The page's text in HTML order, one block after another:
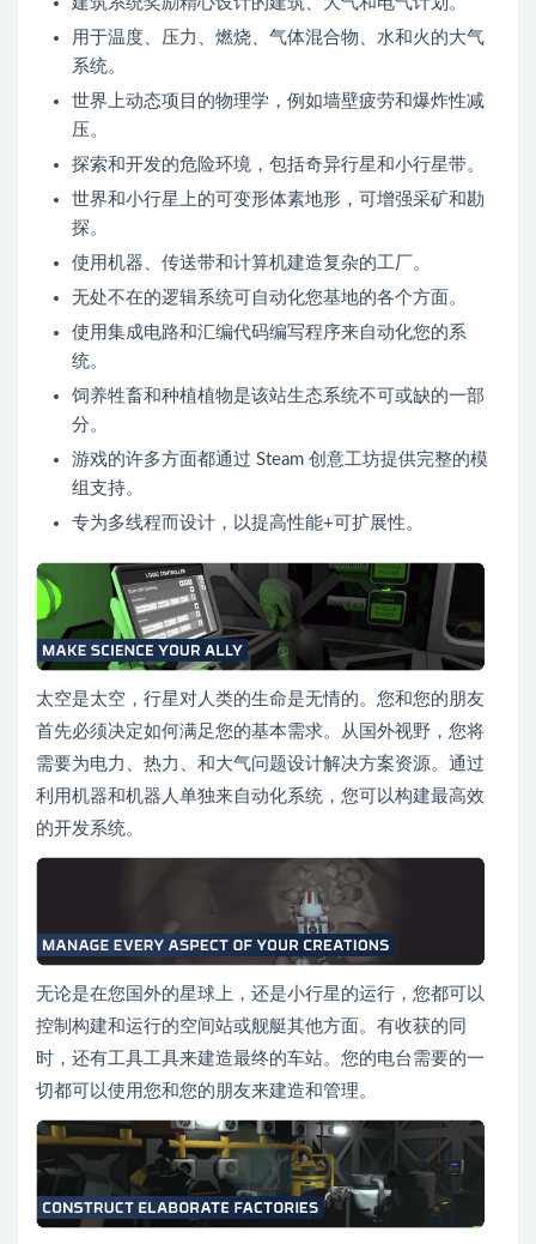
用于温度、压力、燃烧、气体混合物、水和火的大气
系统。
世界上动态项目的物理学，例如墙壁疲劳和爆炸性减
压。
探索和开发的危险环境，包括奇异行星和小行星带。
世界和小行星上的可变形体素地形，可增强采矿和勘
探。
使用机器、传送带和计算机建造复杂的工厂。
无处不在的逻辑系统可自动化您基地的各个方面。
使用集成电路和汇编代码编写程序来自动化您的系
统。
饲养牲畜和种植植物是该站生态系统不可或缺的一部
分。
游戏的许多方面都通过 Steam 创意工坊提供完整的模
组支持。
专为多线程而设计，以提高性能+可扩展性。
太空是太空，行星对人类的生命是无情的。您和您的朋友
首先必须决定如何满足您的基本需求。从国外视野，您将
需要为电力、热力、和大气问题设计解决方案资源。通过
利用机器和机器人单独来自动化系统，您可以构建最高效
的开发系统。
无论是在您国外的星球上，还是小行星的运行，您都可以
控制构建和运行的空间站或舰艇其他方面。有收获的同
时，还有工具工具来建造最终的车站。您的电台需要的一
切都可以使用您和您的朋友来建造和管理。